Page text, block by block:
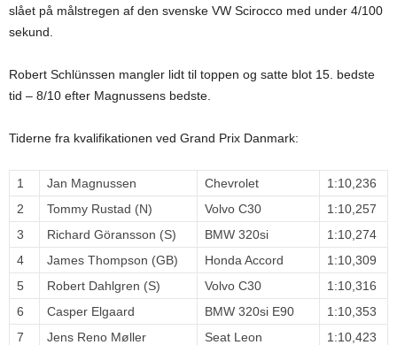
slået på målstregen af den svenske VW Scirocco med under 4/100
sekund.
Robert Schlünssen mangler lidt til toppen og satte blot 15. bedste
tid – 8/10 efter Magnussens bedste.
Tiderne fra kvalifikationen ved Grand Prix Danmark:
1 Jan Magnussen Chevrolet
1:10,236
2
Tommy Rustad (N) Volvo C30
1:10,257
3
Richard Göransson (S) BMW 320si
1:10,274
4
James Thompson (GB) Honda Accord
1:10,309
5
Robert Dahlgren (S) Volvo C30
1:10,316
6
Casper Elgaard BMW 320si E90
1:10,353
7
Jens Reno Møller Seat Leon
1:10,423